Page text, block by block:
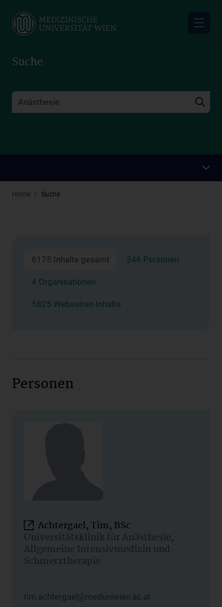
main
Suche
Home Suche
6175 Inhalte gesamt 346 Personen
4 Organisationen
5825 Webseiten-Inhalte
Personen
Achtergael, Tim, BSc
Universitätsklinik für Anästhesie,
Allgemeine Intensivmedizin und
Schmerztherapie
tim.achtergael@meduniwien.ac.at